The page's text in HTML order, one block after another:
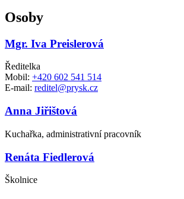
Osoby
Mgr. Iva Preislerová
Ředitelka
Mobil: +420 602 541 514
E-mail: reditel@prysk.cz
Anna Jiřištová
Kuchařka, administrativní pracovník
Renáta Fiedlerová
Školnice